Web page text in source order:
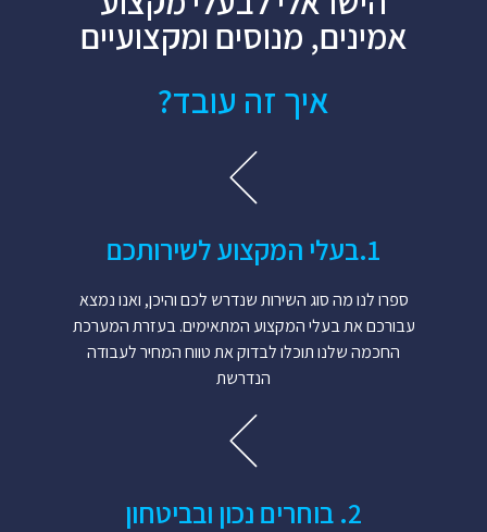
אמינים, מנוסים ומקצועיים
איך זה עובד?
1.​בעלי המקצוע לשירותכם​
ספרו לנו מה סוג השירות שנדרש לכם והיכן, ואנו נמצא
עבורכם את בעלי המקצוע המתאימים. בעזרת המערכת
החכמה שלנו תוכלו לבדוק את טווח המחיר לעבודה
הנדרשת
2. בוחרים נכון ובביטחון